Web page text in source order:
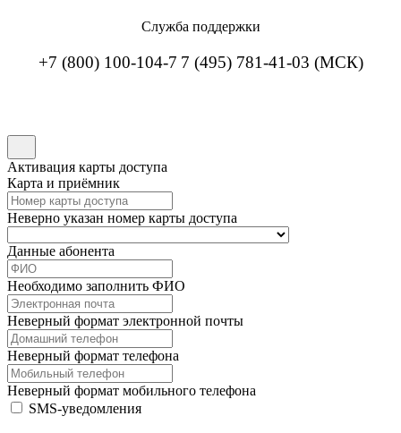
Служба поддержки
+7 (800) 100-104-7 7 (495) 781-41-03 (МСК)
Активация карты доступа
Карта и приёмник
Неверно указан номер карты доступа
Данные абонента
Необходимо заполнить ФИО
Неверный формат электронной почты
Неверный формат телефона
Неверный формат мобильного телефона
SMS-уведомления